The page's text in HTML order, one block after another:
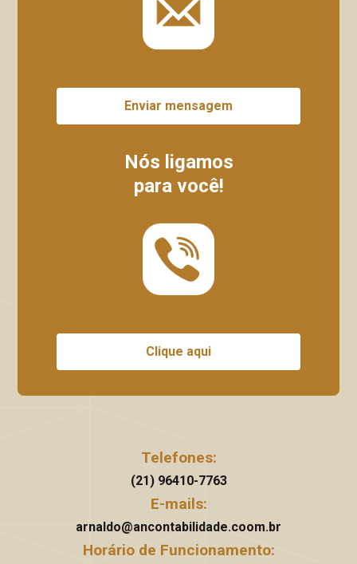
Enviar mensagem
Nós ligamos
para você!
Clique aqui
Telefones:
(21) 96410-7763
E-mails:
arnaldo@ancontabilidade.coom.br
Horário de Funcionamento: